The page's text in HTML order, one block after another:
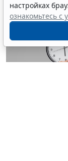
настройках
ознакомьтесь с